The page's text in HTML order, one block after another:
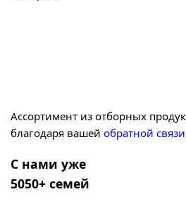
Ассортимент из отборных
благодаря вашей обратной связи
С нами уже
5050+ семей